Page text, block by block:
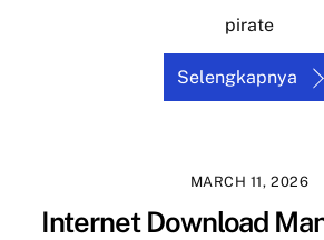
pirate
Selengkapnya
MARCH 11, 2026
Internet Download